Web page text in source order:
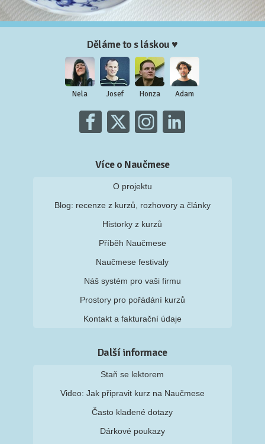
Děláme to s láskou ♥
Nela Josef Honza Adam
Více o Naučmese
O projektu
Blog: recenze z kurzů, rozhovory a články
Historky z kurzů
Příběh Naučmese
Naučmese festivaly
Náš systém pro vaši firmu
Prostory pro pořádání kurzů
Kontakt a fakturační údaje
Další informace
Staň se lektorem
Video: Jak připravit kurz na Naučmese
Často kladené dotazy
Dárkové poukazy